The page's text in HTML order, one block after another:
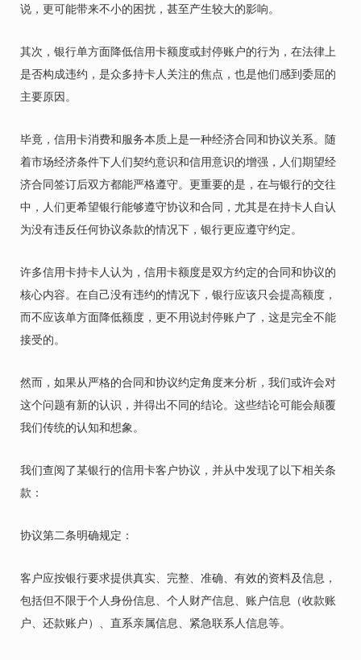
说，更可能带来不小的困扰，甚至产生较大的影响。
其次，银行单方面降低信用卡额度或封停账户的行为，在法律上
是否构成违约，是众多持卡人关注的焦点，也是他们感到委屈的
主要原因。
毕竟，信用卡消费和服务本质上是一种经济合同和协议关系。随
着市场经济条件下人们契约意识和信用意识的增强，人们期望经
济合同签订后双方都能严格遵守。更重要的是，在与银行的交往
中，人们更希望银行能够遵守协议和合同，尤其是在持卡人自认
为没有违反任何协议条款的情况下，银行更应遵守约定。
许多信用卡持卡人认为，信用卡额度是双方约定的合同和协议的
核心内容。在自己没有违约的情况下，银行应该只会提高额度，
而不应该单方面降低额度，更不用说封停账户了，这是完全不能
接受的。
然而，如果从严格的合同和协议约定角度来分析，我们或许会对
这个问题有新的认识，并得出不同的结论。这些结论可能会颠覆
我们传统的认知和想象。
我们查阅了某银行的信用卡客户协议，并从中发现了以下相关条
款：
协议第二条明确规定：
客户应按银行要求提供真实、完整、准确、有效的资料及信息，
包括但不限于个人身份信息、个人财产信息、账户信息（收款账
户、还款账户）、直系亲属信息、紧急联系人信息等。